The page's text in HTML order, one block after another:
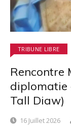
TRIBUNE LIBRE
Rencontre
diplomatie
Tall Diaw)
16 Juillet 2026